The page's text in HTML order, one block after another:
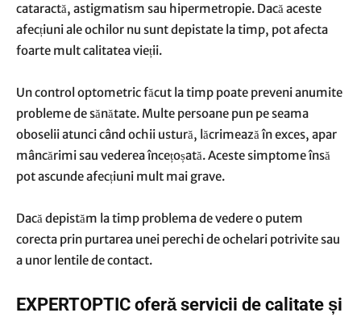
cataractă, astigmatism sau hipermetropie. Dacă aceste
afecțiuni ale ochilor nu sunt depistate la timp, pot afecta
foarte mult calitatea vieții.
Un control optometric făcut la timp poate preveni anumite
probleme de sănătate. Multe persoane pun pe seama
oboselii atunci când ochii ustură, lăcrimează în exces, apar
mâncărimi sau vederea încețoșată. Aceste simptome însă
pot ascunde afecțiuni mult mai grave.
Dacă depistăm la timp problema de vedere o putem
corecta prin purtarea unei perechi de ochelari potrivite sau
a unor lentile de contact.
EXPERTOPTIC oferă servicii de calitate și